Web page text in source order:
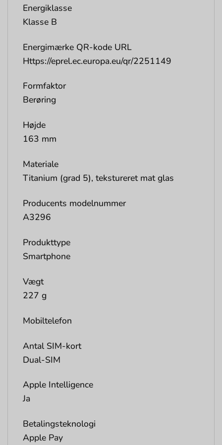
Energiklasse
Klasse B
Energimærke QR-kode URL
Https://eprel.ec.europa.eu/qr/2251149
Formfaktor
Berøring
Højde
163 mm
Materiale
Titanium (grad 5), tekstureret mat glas
Producents modelnummer
A3296
Produkttype
Smartphone
Vægt
227 g
Mobiltelefon
Antal SIM-kort
Dual-SIM
Apple Intelligence
Ja
Betalingsteknologi
Apple Pay